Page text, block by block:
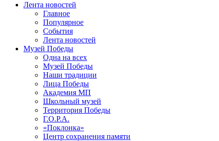
Лента новостей
Главное
Популярное
События
Лента новостей
Музей Победы
Одна на всех
Музей Победы
Наши традиции
Лица Победы
Академия МП
Школьный музей
Территория Победы
Г.О.Р.А.
«Поклонка»
Центр сохранения памяти